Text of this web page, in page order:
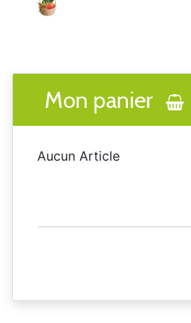
Mon panier
Aucun Article